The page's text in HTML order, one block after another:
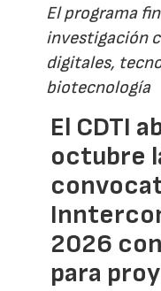
El programa
investigación
digitales,
biotecnología
El CDTI
octubre
2026
para